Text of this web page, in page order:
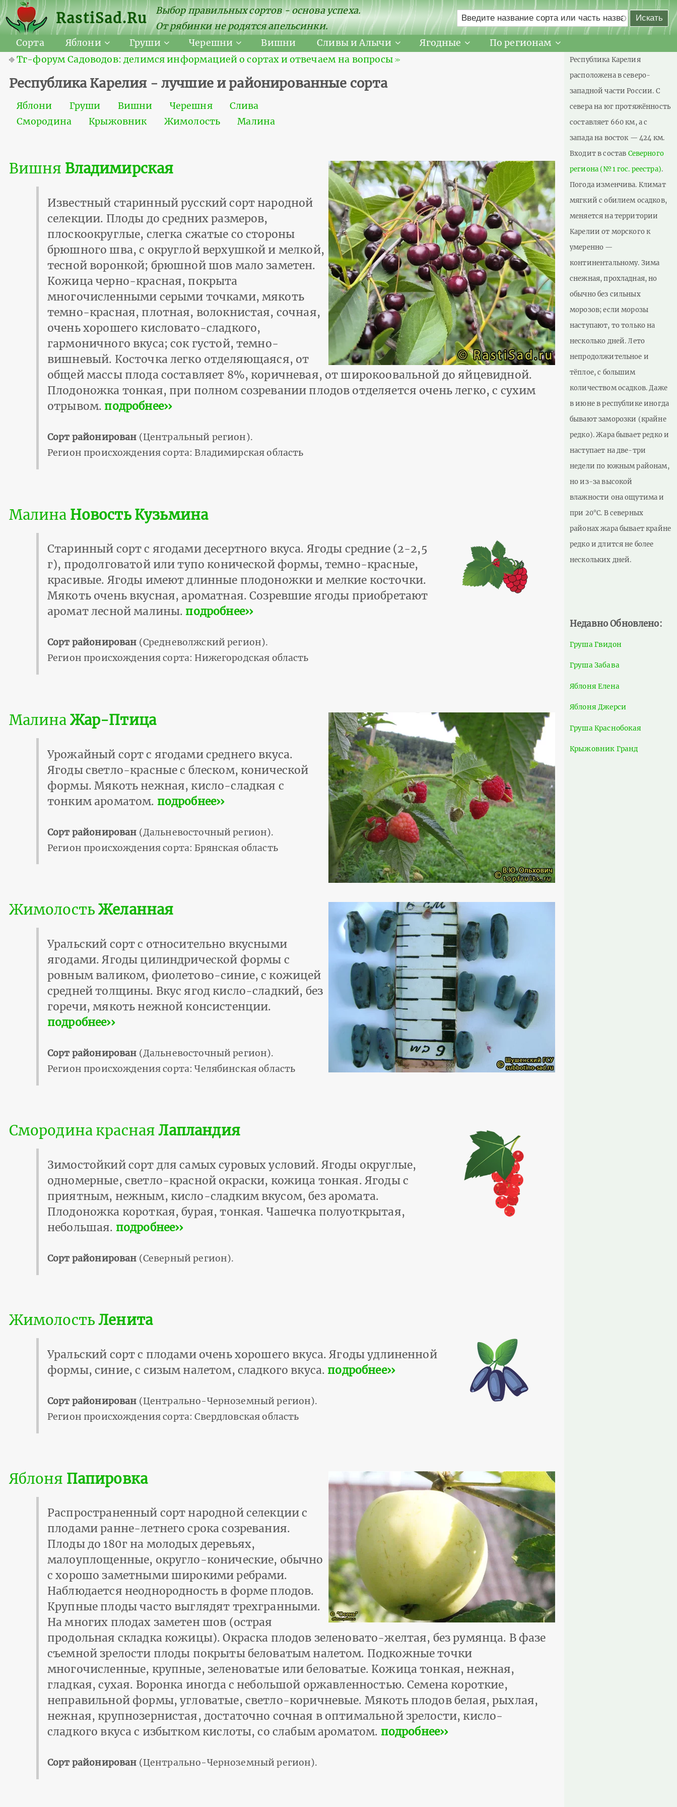
RastiSad.Ru
Выбор правильных сортов - основа успеха.
От рябинки не родятся апельсинки.
Сорта
Яблони Груши Черешни Вишни Сливы и Алычи Ягодные
По регионам
⎆Тг-форум Садоводов: делимся информацией о сортах и отвечаем на вопросы ≫
Республика Карелия - лучшие и районированные сорта
Яблони Груши Вишни Черешня
Слива
Смородина
Крыжовник Жимолость Малина
Вишня Владимирская
Известный старинный русский сорт народной
селекции. Плоды до средних размеров,
плоскоокруглые, слегка сжатые со стороны
брюшного шва, с округлой верхушкой и мелкой,
тесной воронкой; брюшной шов мало заметен.
Кожица черно-красная, покрыта
многочисленными серыми точками, мякоть
темно-красная, плотная, волокнистая, сочная,
очень хорошего кисловато-сладкого,
гармоничного вкуса; сок густой, темно-
вишневый. Косточка легко отделяющаяся, от
общей массы плода составляет 8%, коричневая, от широкоовальной до яйцевидной.
Плодоножка тонкая, при полном созревании плодов отделяется очень легко, с сухим
отрывом. подробнее››
Сорт районирован (Центральный регион).
Регион происхождения сорта: Владимирская область
Малина Новость Кузьмина
Старинный сорт с ягодами десертного вкуса. Ягоды средние (2-2,5
г), продолговатой или тупо конической формы, темно-красные,
красивые. Ягоды имеют длинные плодоножки и мелкие косточки.
Мякоть очень вкусная, ароматная. Созревшие ягоды приобретают
аромат лесной малины. подробнее››
Сорт районирован (Средневолжский регион).
Регион происхождения сорта: Нижегородская область
Малина Жар-Птица
Урожайный сорт с ягодами среднего вкуса.
Ягоды светло-красные с блеском, конической
формы. Мякоть нежная, кисло-сладкая с
тонким ароматом. подробнее››
Сорт районирован (Дальневосточный регион).
Регион происхождения сорта: Брянская область
ЖимолостьЖеланная
Уральский сорт с относительно вкусными
ягодами. Ягоды цилиндрической формы с
ровным валиком, фиолетово-синие, с кожицей
средней толщины. Вкус ягод кисло-сладкий, без
горечи, мякоть нежной консистенции.
подробнее››
Сорт районирован (Дальневосточный регион).
Регион происхождения сорта: Челябинская область
Смородина краснаяЛапландия
Зимостойкий сорт для самых суровых условий. Ягоды округлые,
одномерные, светло-красной окраски, кожица тонкая. Ягоды с
приятным, нежным, кисло-сладким вкусом, без аромата.
Плодоножка короткая, бурая, тонкая. Чашечка полуоткрытая,
небольшая. подробнее››
Сорт районирован (Северный регион).
ЖимолостьЛенита
Уральский сорт с плодами очень хорошего вкуса. Ягоды удлиненной
формы, синие, с сизым налетом, сладкого вкуса. подробнее››
Сорт районирован (Центрально-Черноземный регион).
Регион происхождения сорта: Свердловская область
Яблоня Папировка
Распространенный сорт народной селекции с
плодами ранне-летнего срока созревания.
Плоды до 180г на молодых деревьях,
малоуплощенные, округло-конические, обычно
с хорошо заметными широкими ребрами.
Наблюдается неоднородность в форме плодов.
Крупные плоды часто выглядят трехгранными.
На многих плодах заметен шов (острая
продольная складка кожицы). Окраска плодов зеленовато-желтая, без румянца. В фазе
съемной зрелости плоды покрыты беловатым налетом. Подкожные точки
многочисленные, крупные, зеленоватые или беловатые. Кожица тонкая, нежная,
гладкая, сухая. Воронка иногда с небольшой оржавленностью. Семена короткие,
неправильной формы, угловатые, светло-коричневые. Мякоть плодов белая, рыхлая,
нежная, крупнозернистая, достаточно сочная в оптимальной зрелости, кисло-
сладкого вкуса с избытком кислоты, со слабым ароматом. подробнее››
Сорт районирован (Центрально-Черноземный регион).
Республика Карелия
расположена в северо-
западной части России. С
севера на юг протяжённость
составляет 660 км, а с
запада на восток — 424 км.
Входит в состав Северного
региона (№1 гос. реестра).
Погода изменчива. Климат
мягкий с обилием осадков,
меняется на территории
Карелии от морского к
умеренно —
континентальному. Зима
снежная, прохладная, но
обычно без сильных
морозов; если морозы
наступают, то только на
несколько дней. Лето
непродолжительное и
тёплое, с большим
количеством осадков. Даже
в июне в республике иногда
бывают заморозки (крайне
редко). Жара бывает редко и
наступает на две-три
недели по южным районам,
но из-за высокой
влажности она ощутима и
при 20°С. В северных
районах жара бывает крайне
редко и длится не более
нескольких дней.
Недавно Обновлено:
Груша Гвидон
Груша Забава
Яблоня Елена
Яблоня Джерси
Груша Краснобокая
Крыжовник Гранд